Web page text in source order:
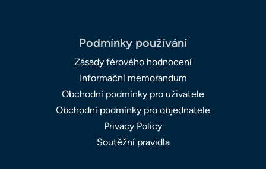
Podmínky používání
Zásady férového hodnocení
Informační memorandum
Obchodní podmínky pro uživatele
Obchodní podmínky pro objednatele
Privacy Policy
Soutěžní pravidla